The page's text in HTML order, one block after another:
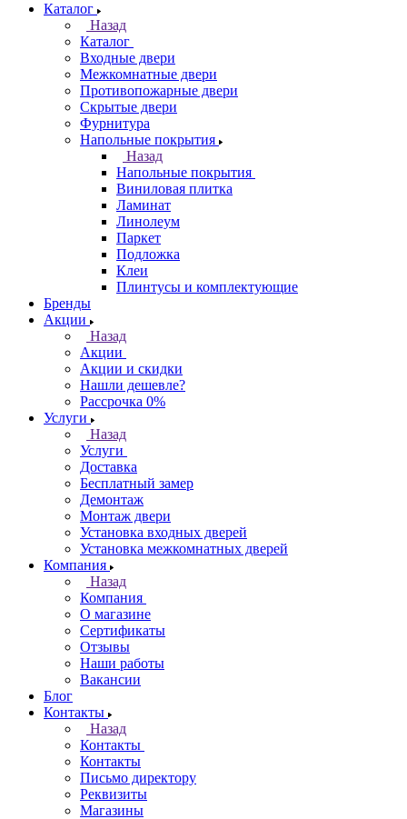
Каталог
Назад
Каталог
Входные двери
Межкомнатные двери
Противопожарные двери
Скрытые двери
Фурнитура
Напольные покрытия
Назад
Напольные покрытия
Виниловая плитка
Ламинат
Линолеум
Паркет
Подложка
Клеи
Плинтусы и комплектующие
Бренды
Акции
Назад
Акции
Акции и скидки
Нашли дешевле?
Рассрочка 0%
Услуги
Назад
Услуги
Доставка
Бесплатный замер
Демонтаж
Монтаж двери
Установка входных дверей
Установка межкомнатных дверей
Компания
Назад
Компания
О магазине
Сертификаты
Отзывы
Наши работы
Вакансии
Блог
Контакты
Назад
Контакты
Контакты
Письмо директору
Реквизиты
Магазины